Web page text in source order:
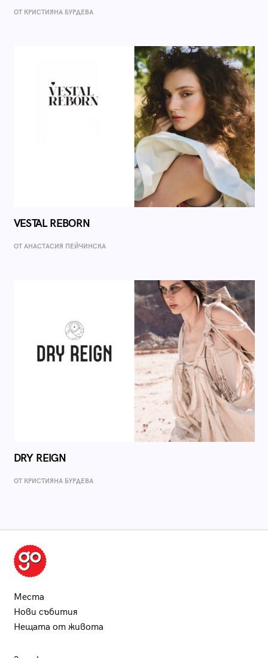
ОТ КРИСТИЯНА БУРДЕВА
VESTAL REBORN
ОТ AНАСТАСИЯ ПЕЙЧИНСКА
DRY REIGN
ОТ КРИСТИЯНА БУРДЕВА
Места
Нови събития
Нещата от живота